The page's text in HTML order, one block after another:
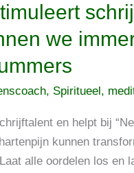
we
, Spiritueel,
en helpt bij
kunnen
alle oordelen los